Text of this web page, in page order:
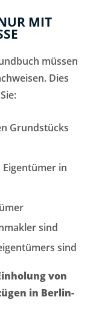
MIT
müssen
Dies
Grundstücks
in
sind
sind
von
in Berlin-